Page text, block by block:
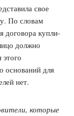
свое
По словам
договора купли-
должно
этого
оснований для
нет.
которые